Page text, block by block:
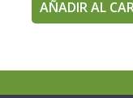
AÑADIR AL